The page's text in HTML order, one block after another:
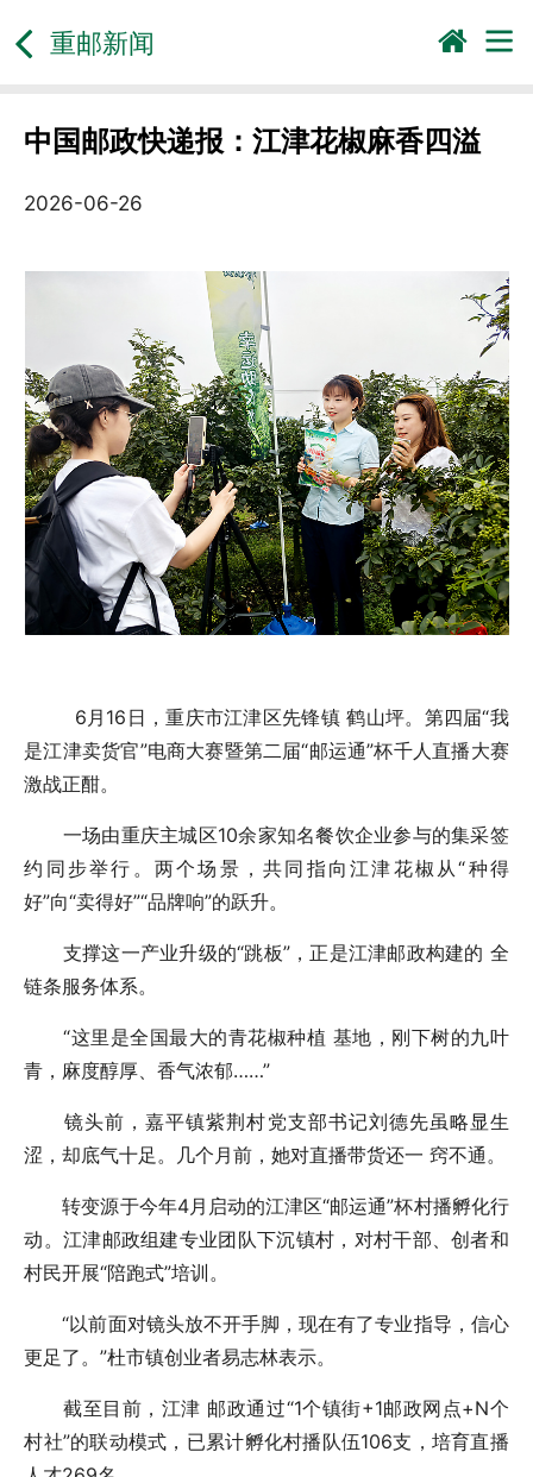
重邮新闻
中国邮政快递报：江津花椒麻香四溢
2026-06-26
6月16日，重庆市江津区先锋镇 鹤山坪。第四届“我
是江津卖货官”电商大赛暨第二届“邮运通”杯千人直播大赛
激战正酣。
一场由重庆主城区10余家知名餐饮企业参与的集采签
约同步举行。两个场景，共同指向江津花椒从“种得
好”向“卖得好”“品牌响”的跃升。
支撑这一产业升级的“跳板”，正是江津邮政构建的 全
链条服务体系。
“这里是全国最大的青花椒种植 基地，刚下树的九叶
青，麻度醇厚、香气浓郁……”
镜头前，嘉平镇紫荆村党支部书记刘德先虽略显生
涩，却底气十足。几个月前，她对直播带货还一 窍不通。
转变源于今年4月启动的江津区“邮运通”杯村播孵化行
动。江津邮政组建专业团队下沉镇村，对村干部、创者和
村民开展“陪跑式”培训。
“以前面对镜头放不开手脚，现在有了专业指导，信心
更足了。”杜市镇创业者易志林表示。
截至目前，江津 邮政通过“1个镇街+1邮政网点+N个
村社”的联动模式，已累计孵化村播队伍106支，培育直播